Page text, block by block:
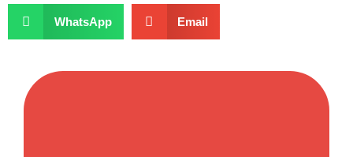
WhatsApp Email